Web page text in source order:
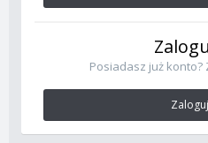
Posiadasz już konto?